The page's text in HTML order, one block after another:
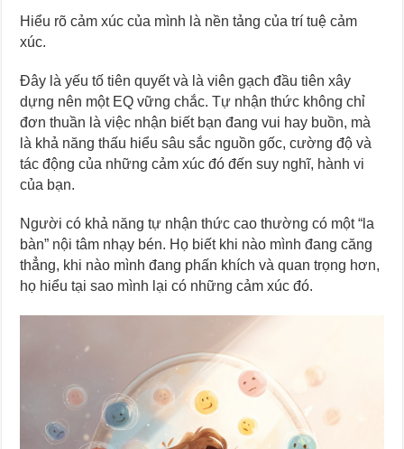
Hiểu rõ cảm xúc của mình là nền tảng của trí tuệ cảm
xúc.
Đây là yếu tố tiên quyết và là viên gạch đầu tiên xây
dựng nên một EQ vững chắc. Tự nhận thức không chỉ
đơn thuần là việc nhận biết bạn đang vui hay buồn, mà
là khả năng thấu hiểu sâu sắc nguồn gốc, cường độ và
tác động của những cảm xúc đó đến suy nghĩ, hành vi
của bạn.
Người có khả năng tự nhận thức cao thường có một “la
bàn” nội tâm nhạy bén. Họ biết khi nào mình đang căng
thẳng, khi nào mình đang phấn khích và quan trọng hơn,
họ hiểu tại sao mình lại có những cảm xúc đó.